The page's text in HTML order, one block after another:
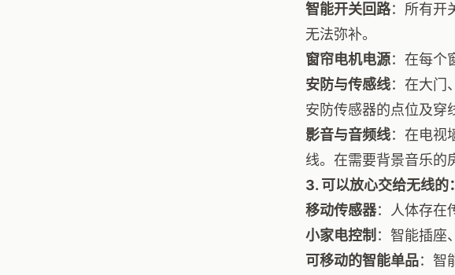
智能开关回路：所有开
无法弥补。
窗帘电机电源：在每个
安防与传感线：在大门
安防传感器的点位及穿
影音与音频线：在电视
线。在需要背景音乐的
3. 可以放心交给无线的
移动传感器：人体存在
小家电控制 ：智能插座
可移动的智能单品：智